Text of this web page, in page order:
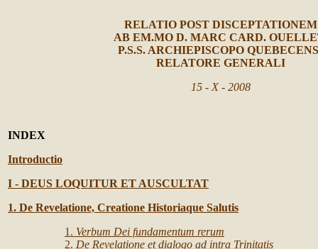
RELATIO POST DISCEPTATIONEM
AB EM.MO D. MARC CARD.
P.S.S. ARCHIEPISCOPO
RELATORE GENERALI
15 - X - 2008
INDEX
Introductio
I - DEUS LOQUITUR ET AUSCULTAT
1. De Revelatione, Creatione Historiaque Salutis
1. Verbum Dei fundamentum rerum
2. De Revelatione et dialogo ad intra Trinitatis